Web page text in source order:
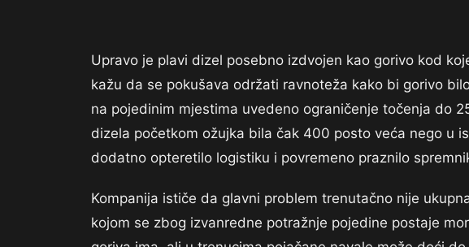
Upravo je plavi dizel posebno izdvojen kao gorivo kod
kažu da se pokušava održati ravnoteža kako bi gorivo
na pojedinim mjestima uvedeno ograničenje točenja do
dizela početkom ožujka bila čak 400 posto veća nego u
dodatno opteretilo logistiku i povremeno praznilo
Kompanija ističe da glavni problem trenutačno nije
kojom se zbog izvanredne potražnje pojedine postaje